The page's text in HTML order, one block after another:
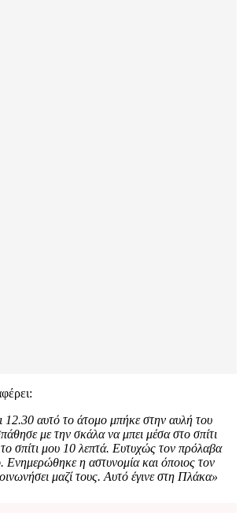
12.30 αυτό το άτομο μπήκε στην αυλή του
με την σκάλα να μπει μέσα στο σπίτι
σπίτι μου 10 λεπτά. Ευτυχώς τον πρόλαβα
Ενημερώθηκε η αστυνομία και όποιος τον
μαζί τους. Αυτό έγινε στη Πλάκα»